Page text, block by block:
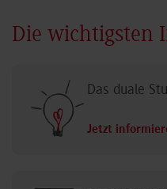
Die wichtigsten
Das duale
Jetzt